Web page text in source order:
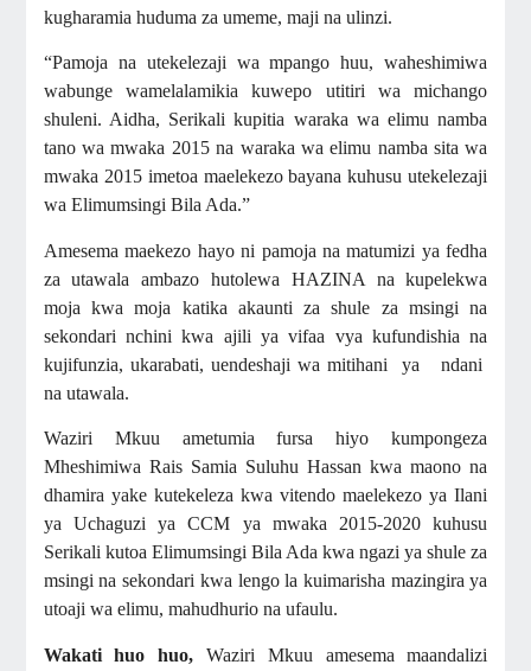
kugharamia huduma za umeme, maji na ulinzi.
“Pamoja na utekelezaji wa mpango huu, waheshimiwa
wabunge wamelalamikia kuwepo utitiri wa michango
shuleni. Aidha, Serikali kupitia waraka wa elimu namba
tano wa mwaka 2015 na waraka wa elimu namba sita wa
mwaka 2015 imetoa maelekezo bayana kuhusu utekelezaji
wa Elimumsingi Bila Ada.”
Amesema maekezo hayo ni pamoja na matumizi ya fedha
za utawala ambazo hutolewa HAZINA na kupelekwa
moja kwa moja katika akaunti za shule za msingi na
sekondari nchini kwa ajili ya vifaa vya kufundishia na
kujifunzia, ukarabati, uendeshaji wa mitihani ya ndani
na utawala.
Waziri Mkuu ametumia fursa hiyo kumpongeza
Mheshimiwa Rais Samia Suluhu Hassan kwa maono na
dhamira yake kutekeleza kwa vitendo maelekezo ya Ilani
ya Uchaguzi ya CCM ya mwaka 2015-2020 kuhusu
Serikali kutoa Elimumsingi Bila Ada kwa ngazi ya shule za
msingi na sekondari kwa lengo la kuimarisha mazingira ya
utoaji wa elimu, mahudhurio na ufaulu.
Wakati huo huo, Waziri Mkuu amesemamaandalizi